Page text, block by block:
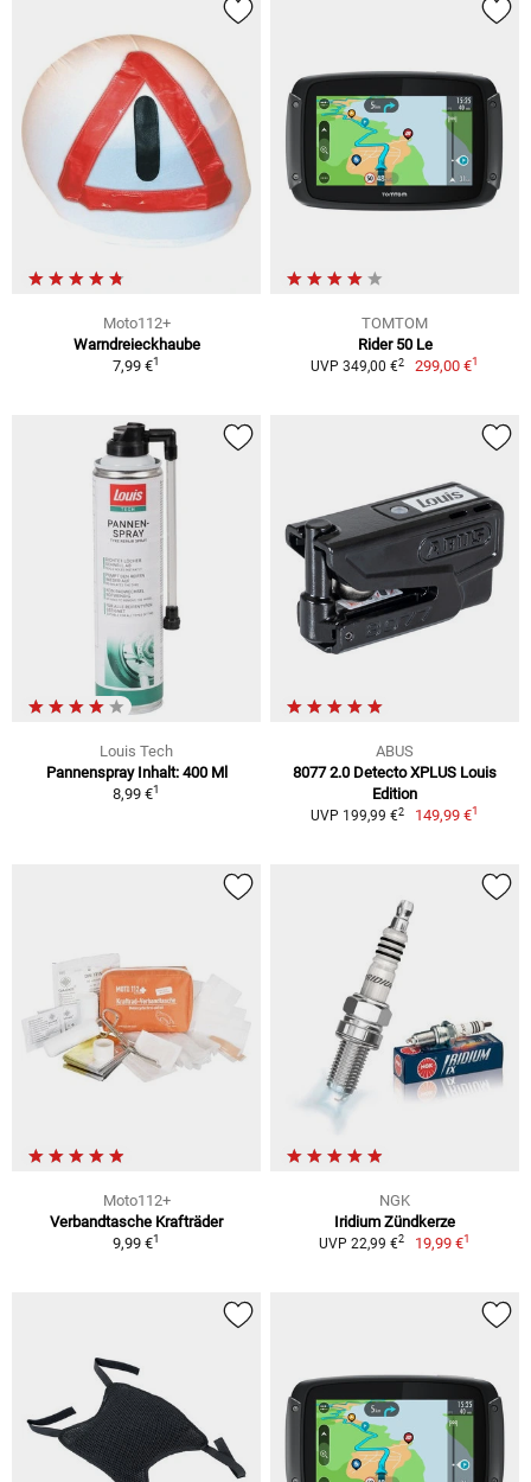
Moto112+
Warndreieckhaube
7,99 €1
TOMTOM
Rider 50 Le
UVP 349,00 €2 299,00 €1
Louis Tech
Pannenspray Inhalt: 400 Ml
8,99 €1
ABUS
8077 2.0 Detecto XPLUS Louis
Edition
UVP 199,99 €2 149,99 €1
Moto112+
Verbandtasche Krafträder
9,99 €1
NGK
Iridium Zündkerze
UVP 22,99 €2 19,99 €1